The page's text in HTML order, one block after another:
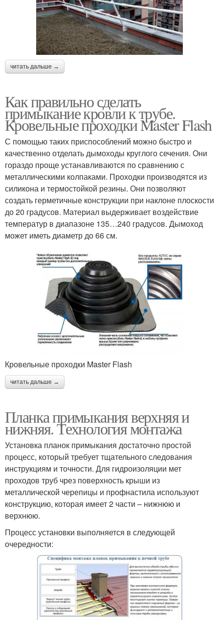
читать дальше →
Как правильно сделать
примыкание кровли к трубе.
Кровельные проходки Master Flash
С помощью таких приспособлений можно быстро и
качественно отделать дымоходы круглого сечения. Они
гораздо проще устанавливаются по сравнению с
металлическими колпаками. Проходки производятся из
силикона и термостойкой резины. Они позволяют
создать герметичные конструкции при наклоне плоскости
до 20 градусов. Материал выдерживает воздействие
температур в диапазоне 135…240 градусов. Дымоход
может иметь диаметр до 66 см.
Кровельные проходки Master Flash
читать дальше →
Планка примыкания верхняя и
нижняя. Технология монтажа
Установка планок примыкания достаточно простой
процесс, который требует тщательного следования
инструкциям и точности. Для гидроизоляции мет
проходов труб чрез поверхность крыши из
металлической черепицы и профнастила используют
конструкцию, которая имеет 2 части – нижнюю и
верхнюю.
Процесс установки выполняется в следующей
очередности: